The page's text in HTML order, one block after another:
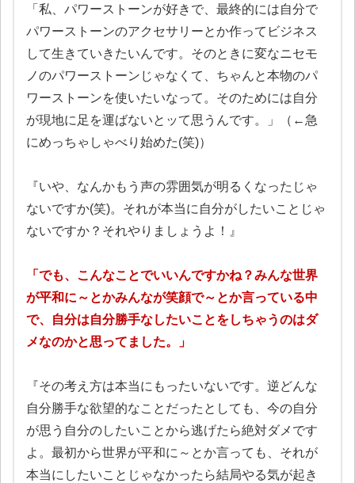
「私、パワーストーンが好きで、最終的には自分で
パワーストーンのアクセサリーとか作ってビジネス
して生きていきたいんです。そのときに変なニセモ
ノのパワーストーンじゃなくて、ちゃんと本物のパ
ワーストーンを使いたいなって。そのためには自分
が現地に足を運ばないとッて思うんです。」（←急
にめっちゃしゃべり始めた(笑)）
『いや、なんかもう声の雰囲気が明るくなったじゃ
ないですか(笑)。それが本当に自分がしたいことじゃ
ないですか？それやりましょうよ！』
「でも、こんなことでいいんですかね？みんな世界
が平和に～とかみんなが笑顔で～とか言っている中
で、自分は自分勝手なしたいことをしちゃうのはダ
メなのかと思ってました。」
『その考え方は本当にもったいないです。逆どんな
自分勝手な欲望的なことだったとしても、今の自分
が思う自分のしたいことから逃げたら絶対ダメです
よ。最初から世界が平和に～とか言っても、それが
本当にしたいことじゃなかったら結局やる気が起き